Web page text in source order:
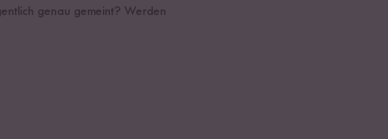
genau gemeint? Werden